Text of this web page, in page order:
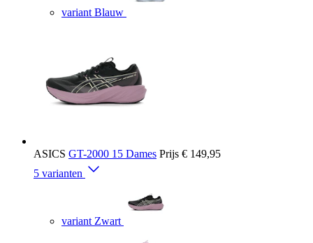
variant Blauw
ASICS GT-2000 15 Dames Prijs € 149,95
5 varianten
variant Zwart